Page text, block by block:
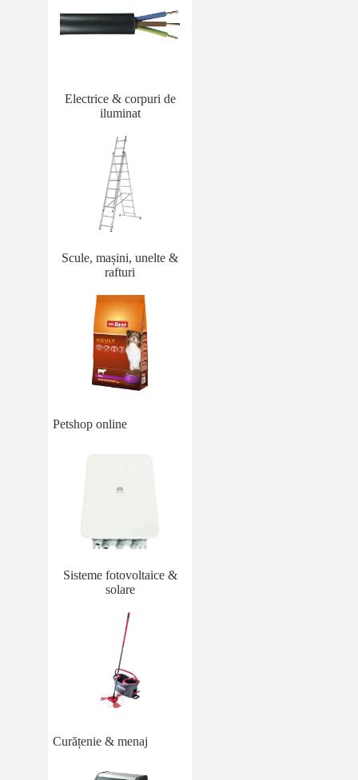
Electrice & corpuri de
iluminat
Scule, mașini, unelte &
rafturi
Petshop online
Sisteme fotovoltaice &
solare
Curățenie & menaj